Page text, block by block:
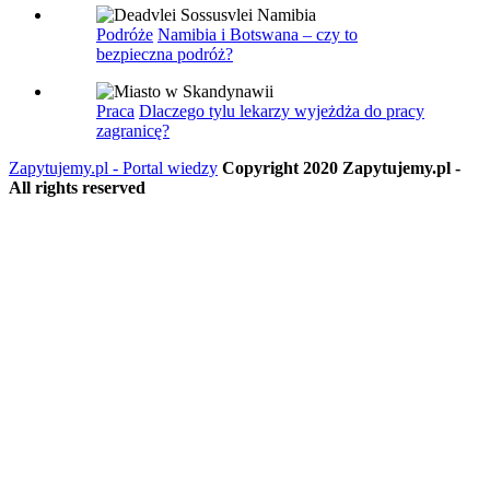
Podróże Namibia i Botswana – czy to
bezpieczna podróż?
Praca Dlaczego tylu lekarzy wyjeżdża do pracy
zagranicę?
Zapytujemy.pl - Portal wiedzy Copyright 2020 Zapytujemy.pl -
All rights reserved